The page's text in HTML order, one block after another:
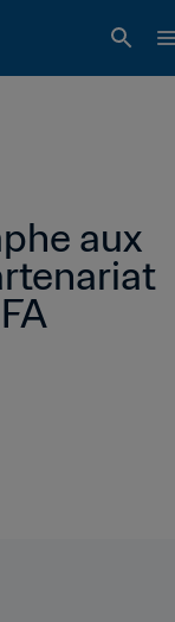
aux